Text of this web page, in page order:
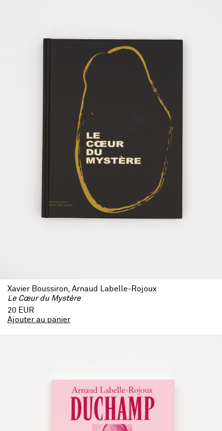
Xavier Boussiron, Arnaud Labelle-Rojoux
Le Cœur du Mystère
20 EUR
Ajouter au panier